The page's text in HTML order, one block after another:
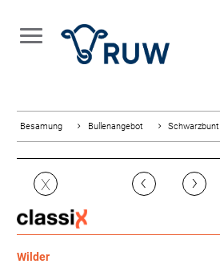
Besamung Bullenangebot Schwarzbunt
X ‹ ›
Wilder